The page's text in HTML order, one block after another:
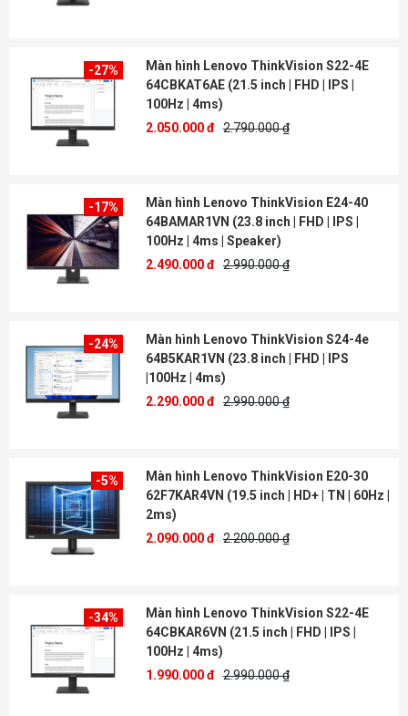
-27%
Màn hình Lenovo ThinkVision S22-4E
64CBKAT6AE (21.5 inch | FHD | IPS |
100Hz | 4ms)
2.050.000 đ 2.790.000 ₫
-17%
Màn hình Lenovo ThinkVision E24-40
64BAMAR1VN (23.8 inch | FHD | IPS |
100Hz | 4ms | Speaker)
2.490.000 đ 2.990.000 ₫
-24%
Màn hình Lenovo ThinkVision S24-4e
64B5KAR1VN (23.8 inch | FHD | IPS
|100Hz | 4ms)
2.290.000 đ 2.990.000 ₫
-5%
Màn hình Lenovo ThinkVision E20-30
62F7KAR4VN (19.5 inch | HD+ | TN | 60Hz |
2ms)
2.090.000 đ 2.200.000 ₫
-34%
Màn hình Lenovo ThinkVision S22-4E
64CBKAR6VN (21.5 inch | FHD | IPS |
100Hz | 4ms)
1.990.000 đ 2.990.000 ₫